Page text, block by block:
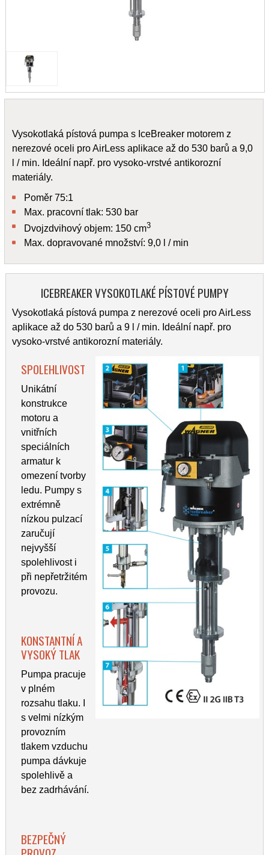
Vysokotlaká pístová pumpa s IceBreaker motorem z
nerezové oceli pro AirLess aplikace až do 530 barů a 9,0
l / min. Ideální např. pro vysoko-vrstvé antikorozní
materiály.
Poměr 75:1
Max. pracovní tlak: 530 bar
Dvojzdvihový objem: 150 cm3
Max. dopravované množství: 9,0 l / min
ICEBREAKER VYSOKOTLAKÉ PÍSTOVÉ PUMPY
Vysokotlaká pístová pumpa z nerezové oceli pro AirLess
aplikace až do 530 barů a 9 l / min. Ideální např. pro
vysoko-vrstvé antikorozní materiály.
SPOLEHLIVOST
Unikátní
konstrukce
motoru a
vnitřních
speciálních
armatur k
omezení tvorby
ledu. Pumpy s
extrémně
nízkou pulzací
zaručují
nejvyšší
spolehlivost i
při nepřetržitém
provozu.
KONSTANTNÍ A
VYSOKÝ TLAK
Pumpa pracuje
v plném
rozsahu tlaku. I
s velmi nízkým
provozním
tlakem vzduchu
pumpa dávkuje
spolehlivě a
bez zadrhávání.
BEZPEČNÝ